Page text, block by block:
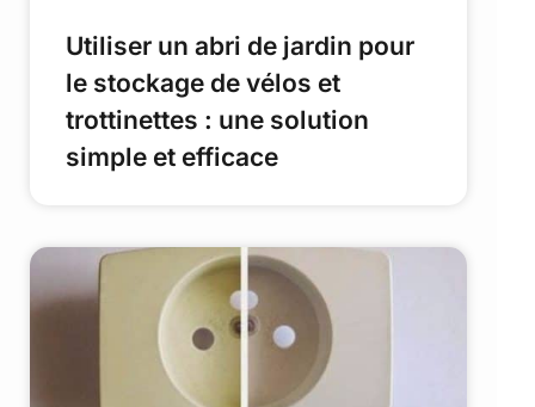
Utiliser un abri de jardin pour
le stockage de vélos et
trottinettes : une solution
simple et efficace